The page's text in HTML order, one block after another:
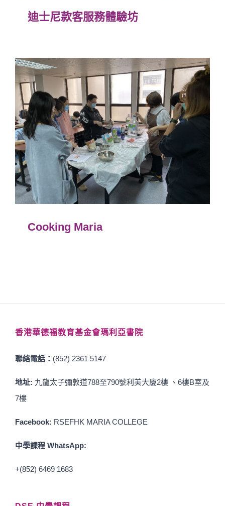
迪士尼款客服務體驗坊
Cooking Maria
香港華德福教育基金會瑪利亞書院
聯絡電話： (852) 2361 5147
地址: 九龍太子彌敦道788至790號利美大廈2樓 、6樓B室及
7樓
Facebook: RSEFHK MARIA COLLEGE
中學課程 WhatsApp:
+(852) 6469 1683